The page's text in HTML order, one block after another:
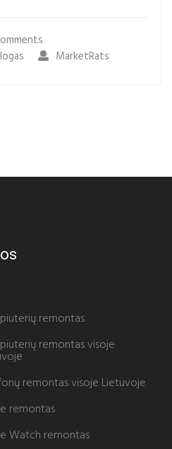
MarketRats
remontas
remontas visoje
remontas visoje Lietuvoje
remontas
Watch remontas